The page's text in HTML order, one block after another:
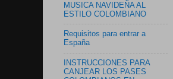
MUSICA NAVIDEÑA AL
ESTILO COLOMBIANO
Requisitos para entrar a
España
INSTRUCCIONES PARA
CANJEAR LOS PASES